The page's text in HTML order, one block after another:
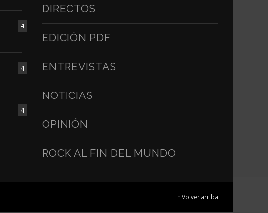
4
4
4
DIRECTOS
EDICIÓN PDF
ENTREVISTAS
NOTICIAS
OPINIÓN
ROCK AL FIN DEL MUNDO
↑ Volver arriba